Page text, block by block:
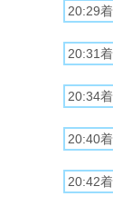
20:29着
20:31着
20:34着
20:40着
20:42着